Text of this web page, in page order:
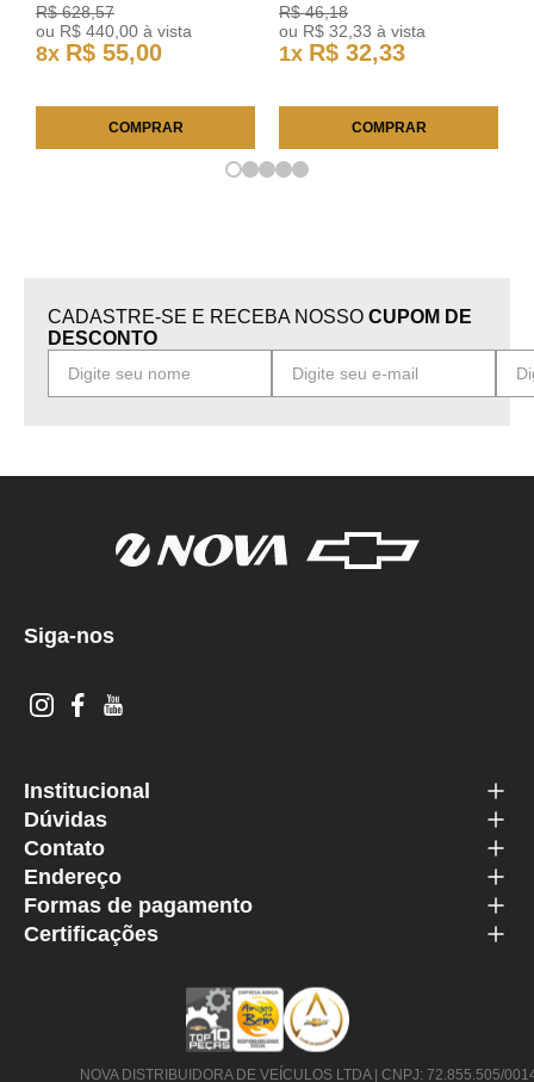
R$ 628,57
ou R$ 440 00 à vista
8x R$ 55,00
COMPRAR
R$ 46,18
ou R$ 32 33 à vista
1x R$ 32,33
COMPRAR
CADASTRE-SE E RECEBA NOSSO CUPOM DE
DESCONTO
Siga-nos
Institucional
Dúvidas
Contato
Endereço
Formas de pagamento
Certificações
NOVA DISTRIBUIDORA DE VEÍCULOS LTDA | CNPJ: 72.855.505/